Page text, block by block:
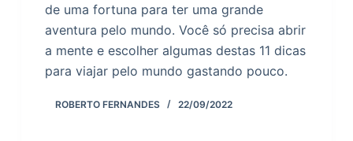
de uma fortuna para ter uma grande
aventura pelo mundo. Você só precisa abrir
a mente e escolher algumas destas 11 dicas
para viajar pelo mundo gastando pouco.
ROBERTO FERNANDES 22/09/2022